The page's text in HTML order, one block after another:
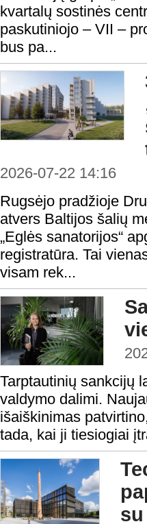
kvartalų sostinės
paskutiniojo – VII –
bus pa...
2026-07-22 14:16
Rugsėjo pradžioje
atvers Baltijos šalių
„Eglės sanatorijos“
registratūra. Tai
visam rek...
Tarptautinių sankcijų
valdymo dalimi.
išaiškinimas
tada, kai ji tiesiogiai